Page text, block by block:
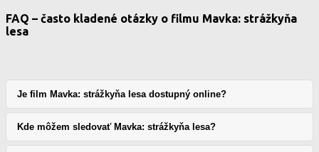
FAQ – často kladené otázky o filmu Mavka: strážkyňa
lesa
Je film Mavka: strážkyňa lesa dostupný online?
Kde môžem sledovať Mavka: strážkyňa lesa?